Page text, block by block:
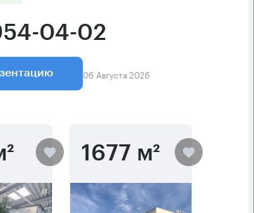
04-02
06 Августа 2026
1677 м²